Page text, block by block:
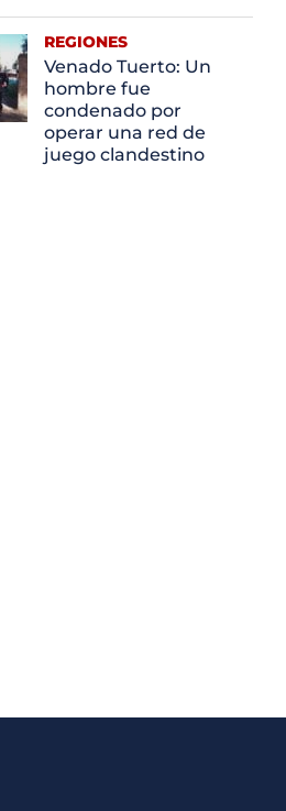
REGIONES
Venado Tuerto: Un
hombre fue
condenado por
operar una red de
juego clandestino